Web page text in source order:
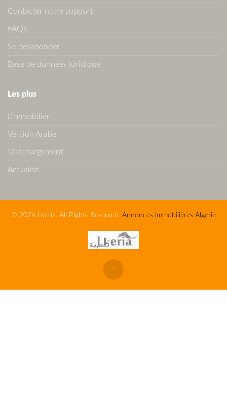
Contacter notre support
FAQs
Se désabonner
Base de données juridique
Les plus
L'immobilier
Version Arabe
Téléchargement
Actualité
© 2026 Lkeria. All Rights Reserved. Annonces immobilières Algerie